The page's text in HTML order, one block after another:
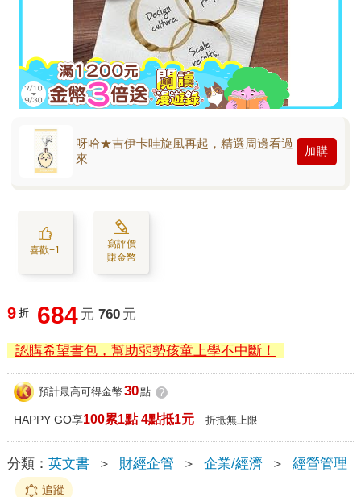
呀哈★吉伊卡哇旋風再起，精選周邊看過
來
加購
喜歡+1
寫評價
賺金幣
9 折 684 元 760 元
認購希望書包，幫助弱勢孩童上學不中斷！
預計最高可得金幣 30點 ?
HAPPY GO享100累1點 4點抵1元 折抵無上限
分類： 英文書 ＞ 財經企管 ＞ 企業/經濟 ＞ 經營管理
追蹤